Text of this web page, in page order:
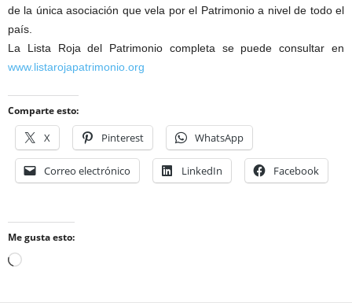
de la única asociación que vela por el Patrimonio a nivel de todo el
país.
La Lista Roja del Patrimonio completa se puede consultar en
www.listarojapatrimonio.org
Comparte esto:
X Pinterest WhatsApp
Correo electrónico LinkedIn Facebook
Me gusta esto:
Cargando...